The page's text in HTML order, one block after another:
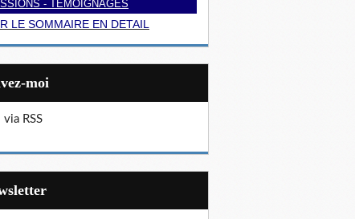
- TEMOIGNAGES
LE SOMMAIRE EN DETAIL
moi
via RSS